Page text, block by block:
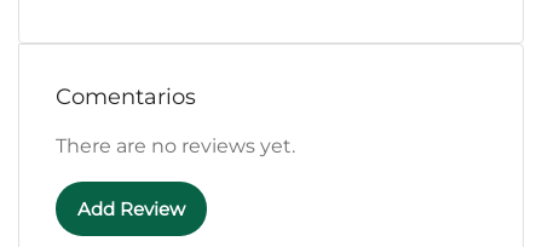
Comentarios
There are no reviews yet.
Add Review